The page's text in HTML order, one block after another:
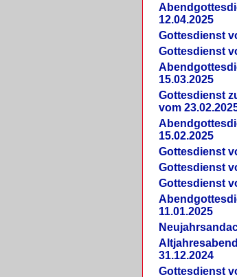
12.04.2025
Gottesdienst
Gottesdienst
15.03.2025
Gottesdienst
vom
15.02.2025
Gottesdienst
Gottesdienst
Gottesdienst
11.01.2025
31.12.2024
Gottesdienst